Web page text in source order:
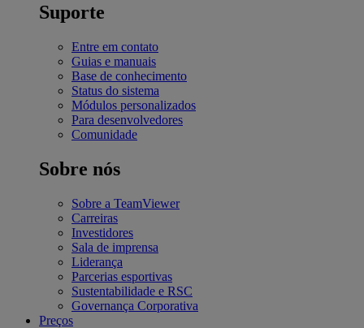
Suporte
Entre em contato
Guias e manuais
Base de conhecimento
Status do sistema
Módulos personalizados
Para desenvolvedores
Comunidade
Sobre nós
Sobre a TeamViewer
Carreiras
Investidores
Sala de imprensa
Liderança
Parcerias esportivas
Sustentabilidade e RSC
Governança Corporativa
Preços